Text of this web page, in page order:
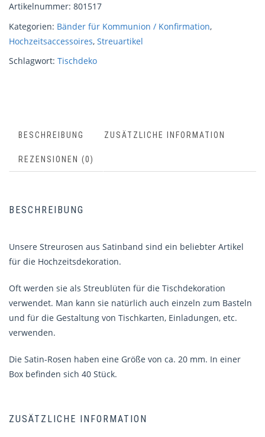
Artikelnummer: 801517
Kategorien: Bänder für Kommunion / Konfirmation,
Hochzeitsaccessoires, Streuartikel
Schlagwort: Tischdeko
BESCHREIBUNG ZUSÄTZLICHE INFORMATION
REZENSIONEN (0)
BESCHREIBUNG
Unsere Streurosen aus Satinband sind ein beliebter Artikel
für die Hochzeitsdekoration.
Oft werden sie als Streublüten für die Tischdekoration
verwendet. Man kann sie natürlich auch einzeln zum Basteln
und für die Gestaltung von Tischkarten, Einladungen, etc.
verwenden.
Die Satin-Rosen haben eine Größe von ca. 20 mm. In einer
Box befinden sich 40 Stück.
ZUSÄTZLICHE INFORMATION